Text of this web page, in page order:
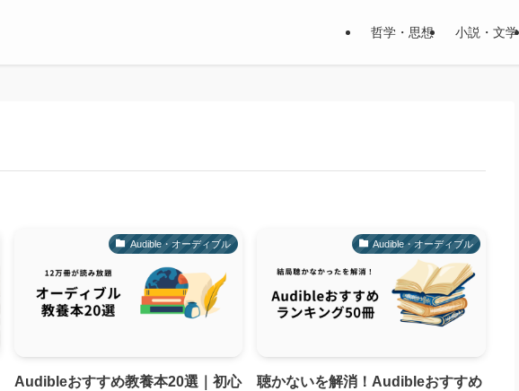
哲学・思想 小説・文学
Audible・オーディブル
Audibleおすすめ教養本20選｜初心
Audible・オーディブル
聴かないを解消！Audibleおすすめ